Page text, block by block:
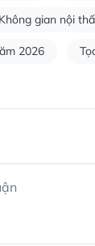
Không gian nội
2026